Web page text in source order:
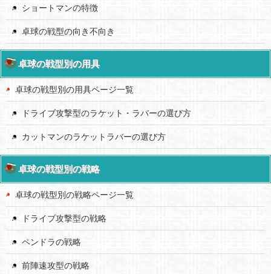
ショートマンの特徴
卓球の戦型の向き不向き
卓球の戦型別の用具
卓球の戦型別の用具ページ一覧
ドライブ攻撃型のラケット・ラバーの選び方
カットマンのラケットラバーの選び方
卓球の戦型別の戦略
卓球の戦型別の戦略ページ一覧
ドライブ攻撃型の戦略
ペンドラの戦略
前陣速攻型の戦略